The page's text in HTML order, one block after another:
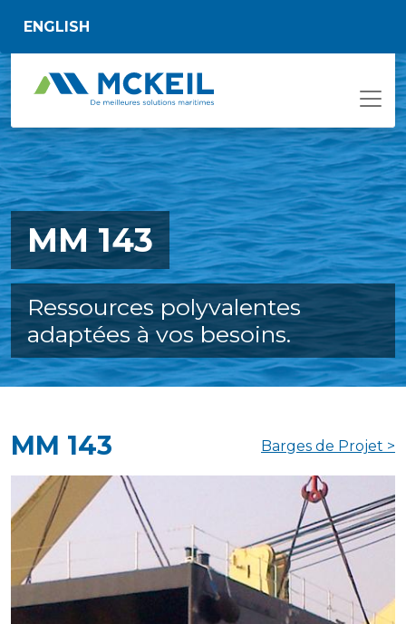
ENGLISH
MM 143
Ressources polyvalentes
adaptées à vos besoins.
MM 143 Barges de Projet >